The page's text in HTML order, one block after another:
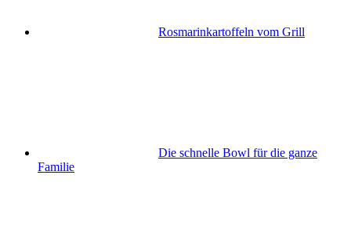
Rosmarinkartoffeln vom Grill
Die schnelle Bowl für die ganze
Familie